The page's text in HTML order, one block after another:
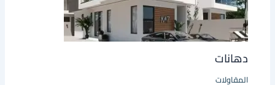
دهانات
المقاولات